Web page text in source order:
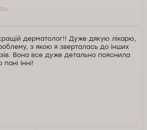
відзначили високий
нашого лікаря. Завжди раді
якості Докторпро
дерматолог!! Дуже дякую лікарю,
з якою я зверталась до інших
Вона все дуже детально пояснила
Інні!